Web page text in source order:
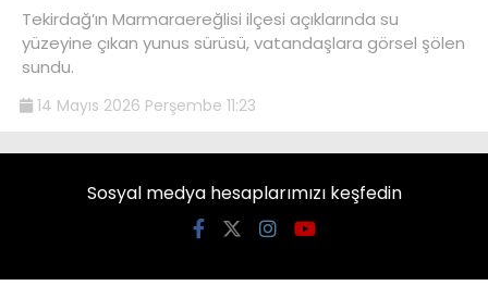
Tekirdağ’ın Marmaraereğlisi ilçesi açıklarında su
yüzeyine çıkan yunus sürüsü, vatandaşlara görsel şölen
sundu.
14 Mayıs 2026 Perşembe 11:23
Sosyal medya hesaplarımızı keşfedin